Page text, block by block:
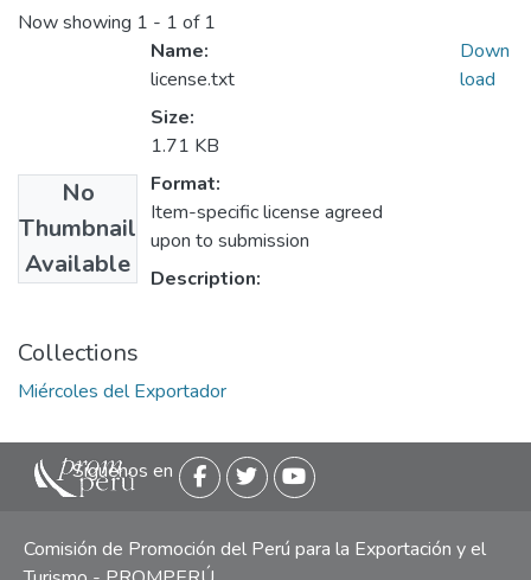
Now showing 1 - 1 of 1
No
Thumbnail
Available
Name:
license.txt
Size:
1.71 KB
Format:
Item-specific license agreed
upon to submission
Description:
Down
load
Collections
Miércoles del Exportador
Siguenos en
Comisión de Promoción del Perú para la Exportación y el